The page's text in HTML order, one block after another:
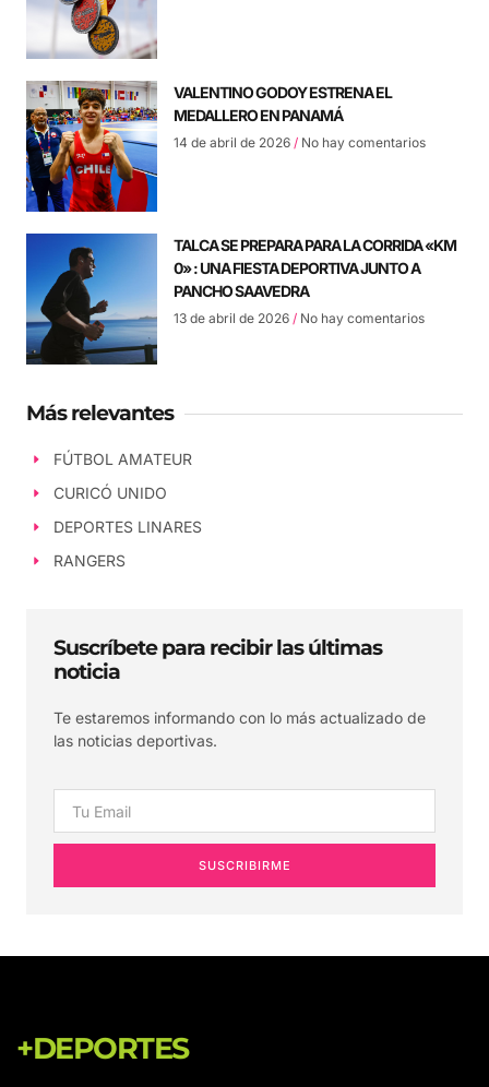
VALENTINO GODOY ESTRENA EL
MEDALLERO EN PANAMÁ
14 de abril de 2026 No hay comentarios
TALCA SE PREPARA PARA LA CORRIDA «KM
0» : UNA FIESTA DEPORTIVA JUNTO A
PANCHO SAAVEDRA
13 de abril de 2026 No hay comentarios
Más relevantes
FÚTBOL AMATEUR
CURICÓ UNIDO
DEPORTES LINARES
RANGERS
Suscríbete para recibir las últimas
noticia
Te estaremos informando con lo más actualizado de
las noticias deportivas.
SUSCRIBIRME
+DEPORTES